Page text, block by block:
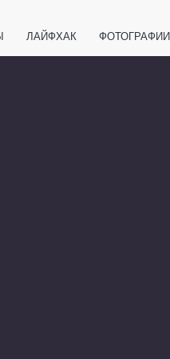
ЛАЙФХАК ФОТОГРАФИИ